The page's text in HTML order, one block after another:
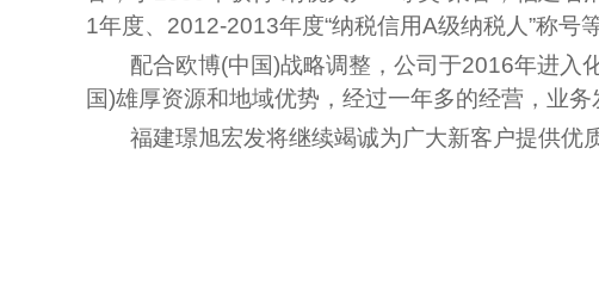
1年度、2012-2013年度“纳税信用A级纳税人”称号
配合欧博(中国)战略调整，公司于2016年进入
国)雄厚资源和地域优势，经过一年多的经营，业
福建璟旭宏发将继续竭诚为广大新客户提供优